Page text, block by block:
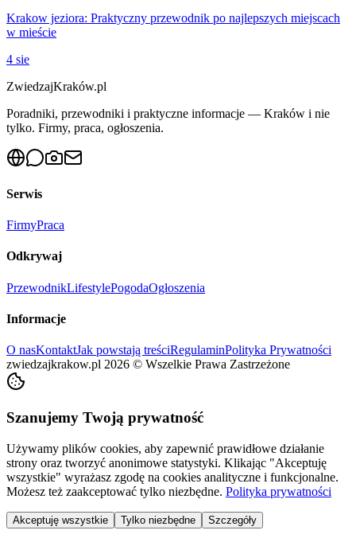
Krakow jeziora: Praktyczny przewodnik po najlepszych miejscach
w mieście
4 sie
ZwiedzajKraków.pl
Poradniki, przewodniki i praktyczne informacje — Kraków i nie
tylko. Firmy, praca, ogłoszenia.
Serwis
FirmyPraca
Odkrywaj
PrzewodnikLifestylePogodaOgłoszenia
Informacje
O nasKontaktJak powstają treściRegulaminPolityka Prywatności
zwiedzajkrakow.pl 2026 © Wszelkie Prawa Zastrzeżone
Szanujemy Twoją prywatność
Używamy plików cookies, aby zapewnić prawidłowe działanie
strony oraz tworzyć anonimowe statystyki. Klikając "Akceptuję
wszystkie" wyrażasz zgodę na cookies analityczne i funkcjonalne.
Możesz też zaakceptować tylko niezbędne. Polityka prywatności
Akceptuję wszystkie Tylko niezbędne Szczegóły